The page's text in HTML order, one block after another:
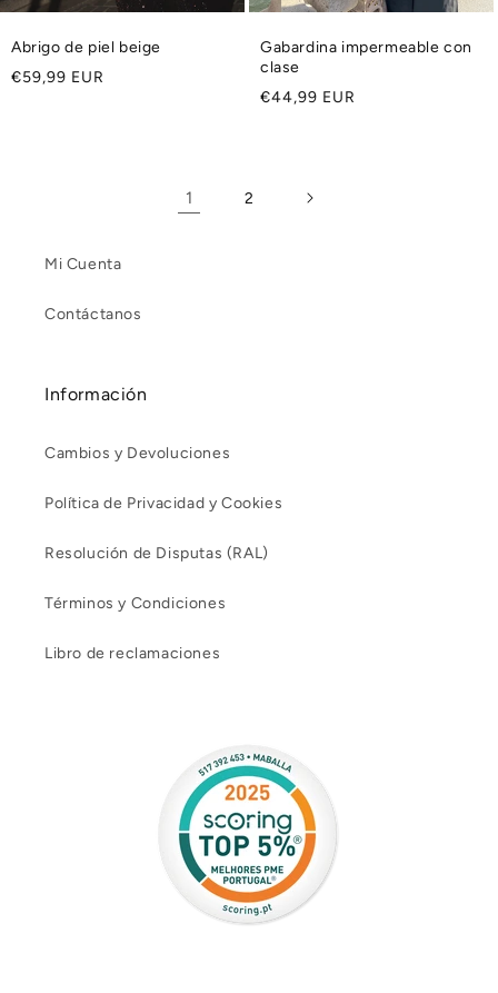
Abrigo de piel beige
Precio
€59,99 EUR
Gabardina impermeable con
clase
Precio
€44,99 EUR
1 2
Mi Cuenta
Contáctanos
Información
Cambios y Devoluciones
Política de Privacidad y Cookies
Resolución de Disputas (RAL)
Términos y Condiciones
Libro de reclamaciones